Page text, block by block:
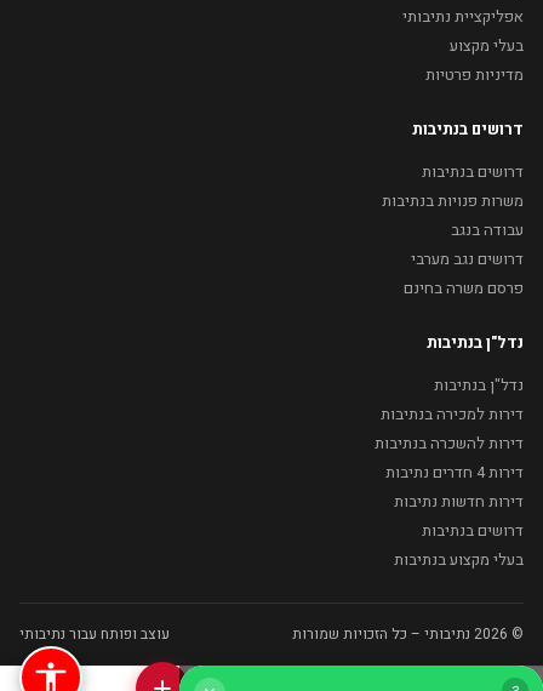
אפליקציית נתיבותי
בעלי מקצוע
מדיניות פרטיות
דרושים בנתיבות
דרושים בנתיבות
משרות פנויות בנתיבות
עבודה בנגב
דרושים נגב מערבי
פרסם משרה בחינם
נדל"ן בנתיבות
נדל"ן בנתיבות
דירות למכירה בנתיבות
דירות להשכרה בנתיבות
דירות 4 חדרים נתיבות
דירות חדשות נתיבות
דרושים בנתיבות
בעלי מקצוע בנתיבות
© 2026 נתיבותי – כל הזכויות שמורות עוצב ופותח עבור נתיבותי